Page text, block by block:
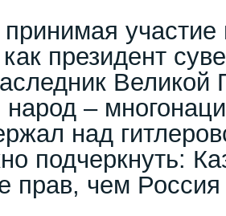
президент
народ –
над
подчеркнуть:
прав, чем